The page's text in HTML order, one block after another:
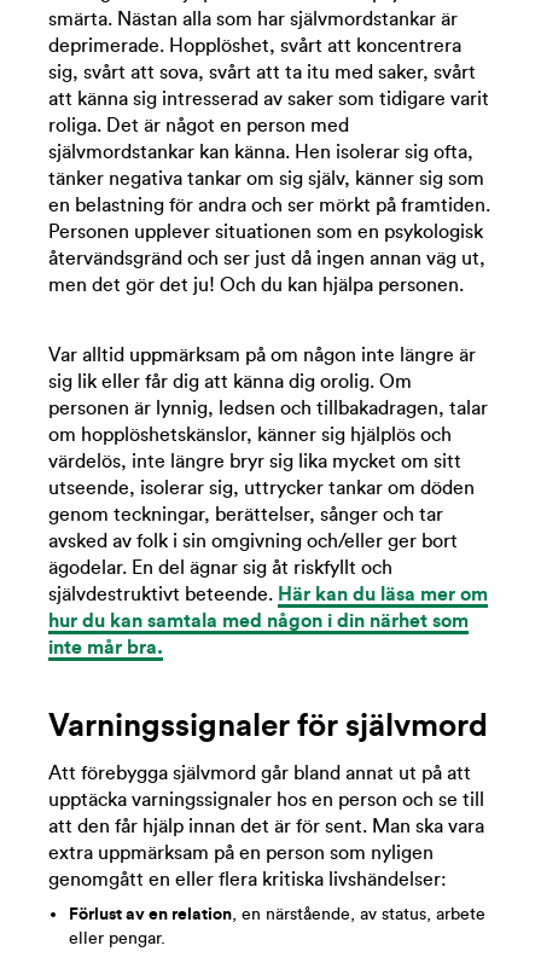
smärta. Nästan alla som har självmordstankar är
deprimerade. Hopplöshet, svårt att koncentrera
sig, svårt att sova, svårt att ta itu med saker, svårt
att känna sig intresserad av saker som tidigare varit
roliga. Det är något en person med
självmordstankar kan känna. Hen isolerar sig ofta,
tänker negativa tankar om sig själv, känner sig som
en belastning för andra och ser mörkt på framtiden.
Personen upplever situationen som en psykologisk
återvändsgränd och ser just då ingen annan väg ut,
men det gör det ju! Och du kan hjälpa personen.
Var alltid uppmärksam på om någon inte längre är
sig lik eller får dig att känna dig orolig. Om
personen är lynnig, ledsen och tillbakadragen, talar
om hopplöshetskänslor, känner sig hjälplös och
värdelös, inte längre bryr sig lika mycket om sitt
utseende, isolerar sig, uttrycker tankar om döden
genom teckningar, berättelser, sånger och tar
avsked av folk i sin omgivning och/eller ger bort
ägodelar. En del ägnar sig åt riskfyllt och
självdestruktivt beteende. Här kan du läsa mer om
hur du kan samtala med någon i din närhet som
inte mår bra.
Varningssignaler för självmord
Att förebygga självmord går bland annat ut på att
upptäcka varningssignaler hos en person och se till
att den får hjälp innan det är för sent. Man ska vara
extra uppmärksam på en person som nyligen
genomgått en eller flera kritiska livshändelser:
Förlust av en relation, en närstående, av status, arbete
eller pengar.